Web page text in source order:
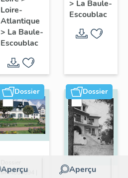
Ohentzea,
7 avenue
Professeur-
Thiroloix
Loire-
Atlantique
> La Baule-
Escoublac
> La Baule-
Escoublac
Dossier
Aperçu
IA44000694 |
Dossier
Aperçu